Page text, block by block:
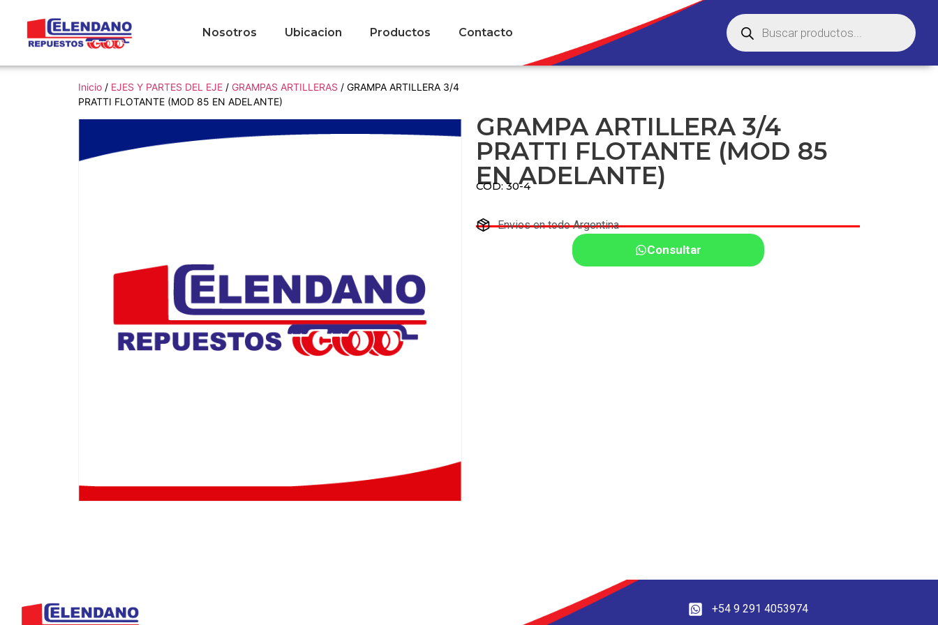
Nosotros Ubicacion Productos Contacto
Inicio / EJES Y PARTES DEL EJE / GRAMPAS ARTILLERAS / GRAMPA ARTILLERA 3/4
PRATTI FLOTANTE (MOD 85 EN ADELANTE)
GRAMPA ARTILLERA 3/4
PRATTI FLOTANTE (MOD 85
EN ADELANTE)
COD: 30-4
Envios en todo Argentina
Consultar
+54 9 291 4053974